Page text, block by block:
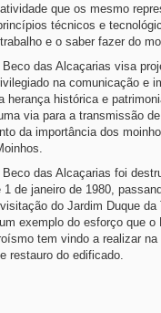
que os mesmo
técnicos e
e o saber fazer do
das Alcaçarias visa
na comunicação e
herança histórica e
via para a transmissão
da importância dos
das Alcaçarias foi
1 de janeiro de 1980,
do Jardim Duque da
exemplo do esforço que o
tem vindo a realizar na
restauro do edificado.